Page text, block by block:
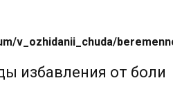
v_ozhidanii_chuda/
избавления от боли